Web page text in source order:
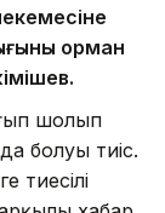
орман
шолып
болуы тиіс.
тиесілі